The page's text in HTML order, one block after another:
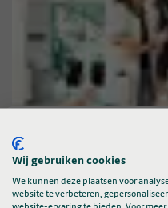
Nieuws
Wij gebruiken cookies
We kunnen deze plaatsen voor
website te verbeteren,
website-ervaring te bieden. Voor